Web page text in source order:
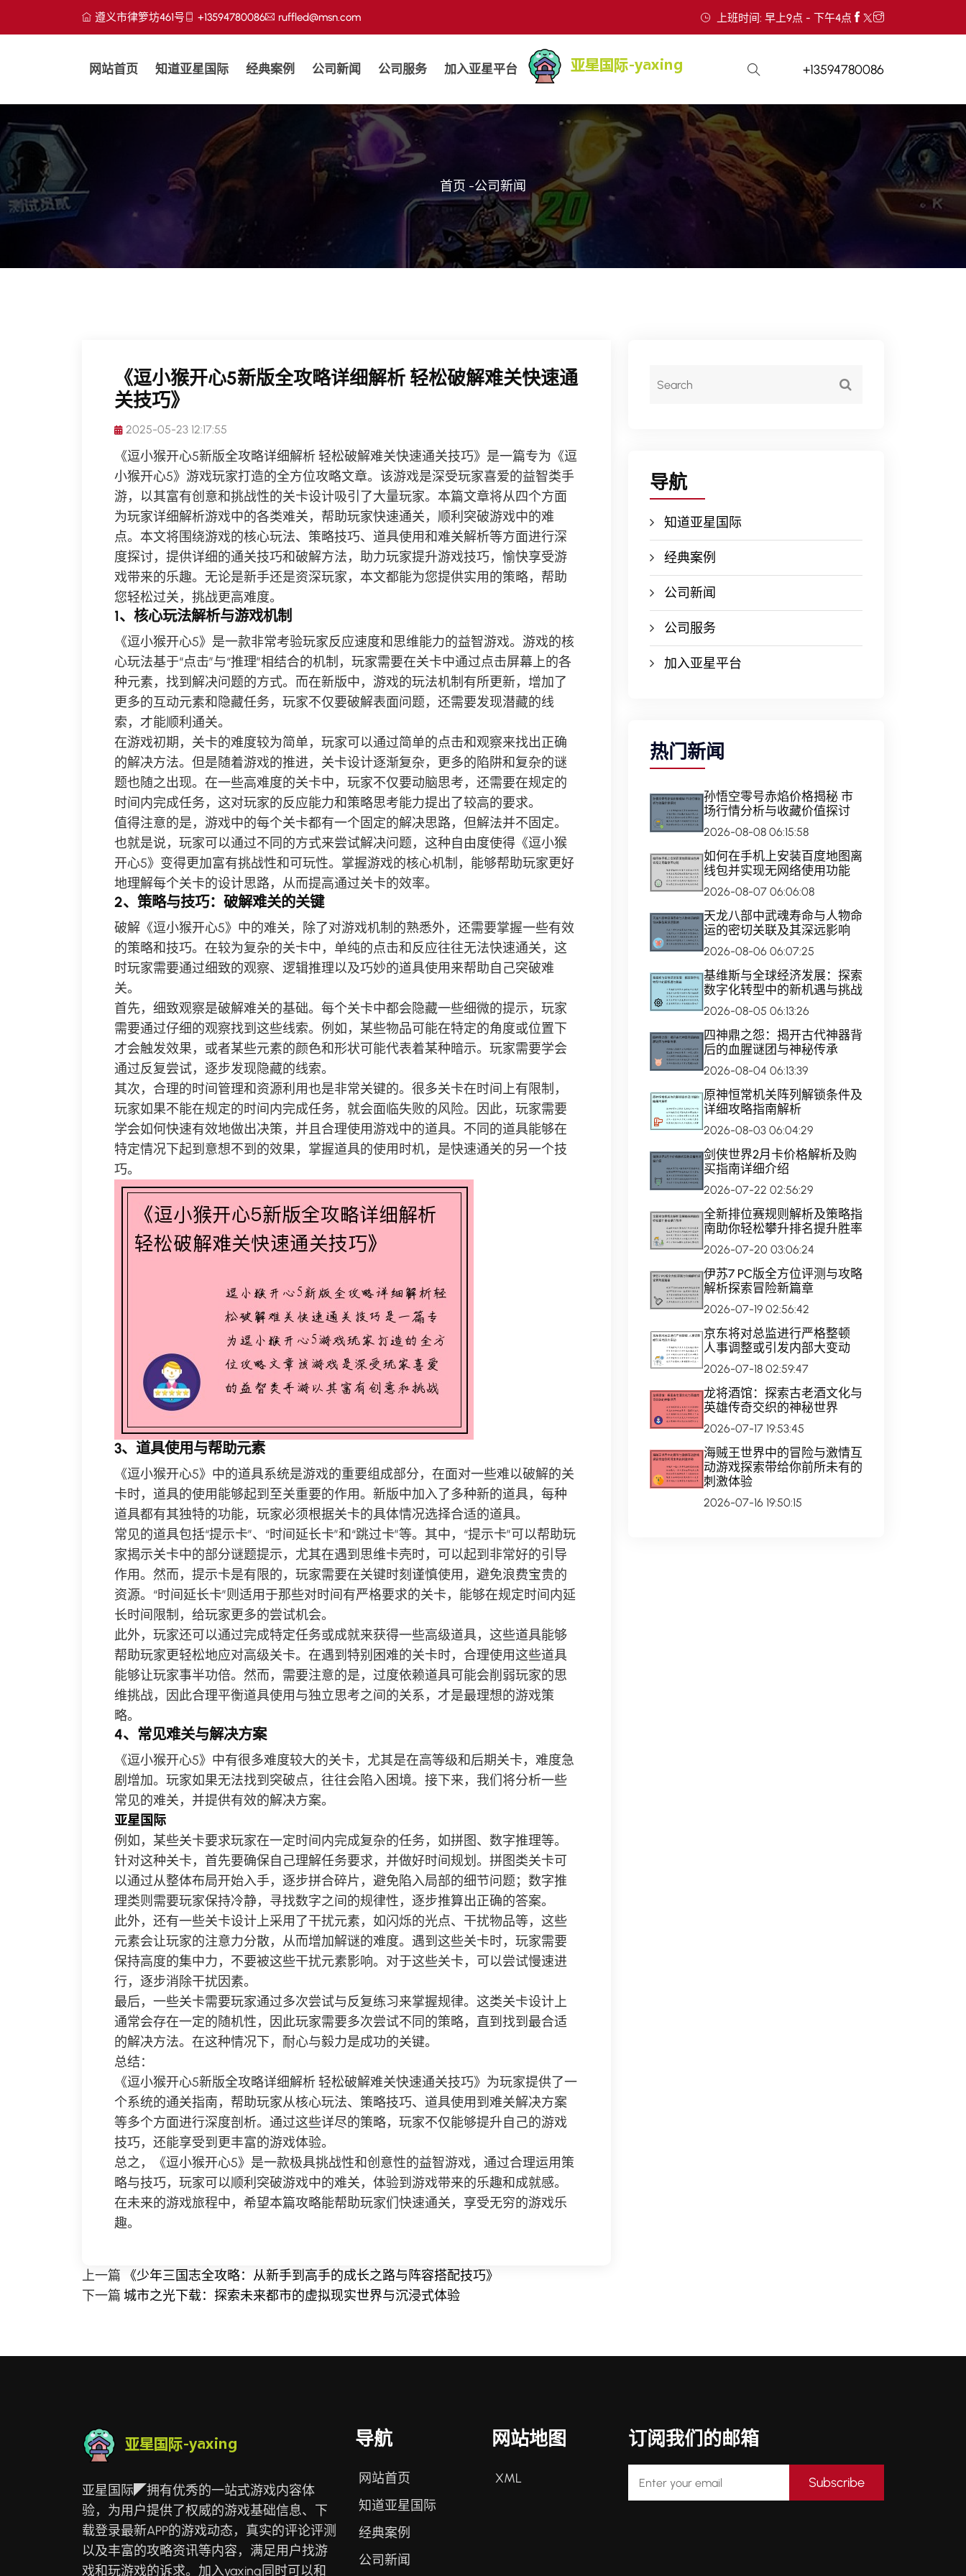
遵义市律箩坊461号 +13594780086 ruffled@msn.com 上班时间: 早上9点 - 下午4点
网站首页 知道亚星国际 经典案例 公司新闻 公司服务 加入亚星平台 +13594780086
首页 -公司新闻
《逗小猴开心5新版全攻略详细解析 轻松破解难关快速通
关技巧》
2025-05-23 12:17:55
《逗小猴开心5新版全攻略详细解析 轻松破解难关快速通关技巧》是一篇专为《逗
小猴开心5》游戏玩家打造的全方位攻略文章。该游戏是深受玩家喜爱的益智类手
游，以其富有创意和挑战性的关卡设计吸引了大量玩家。本篇文章将从四个方面
为玩家详细解析游戏中的各类难关，帮助玩家快速通关，顺利突破游戏中的难
点。本文将围绕游戏的核心玩法、策略技巧、道具使用和难关解析等方面进行深
度探讨，提供详细的通关技巧和破解方法，助力玩家提升游戏技巧，愉快享受游
戏带来的乐趣。无论是新手还是资深玩家，本文都能为您提供实用的策略，帮助
您轻松过关，挑战更高难度。
1、核心玩法解析与游戏机制
《逗小猴开心5》是一款非常考验玩家反应速度和思维能力的益智游戏。游戏的核
心玩法基于“点击”与“推理”相结合的机制，玩家需要在关卡中通过点击屏幕上的各
种元素，找到解决问题的方式。而在新版中，游戏的玩法机制有所更新，增加了
更多的互动元素和隐藏任务，玩家不仅要破解表面问题，还需要发现潜藏的线
索，才能顺利通关。
在游戏初期，关卡的难度较为简单，玩家可以通过简单的点击和观察来找出正确
的解决方法。但是随着游戏的推进，关卡设计逐渐复杂，更多的陷阱和复杂的谜
题也随之出现。在一些高难度的关卡中，玩家不仅要动脑思考，还需要在规定的
时间内完成任务，这对玩家的反应能力和策略思考能力提出了较高的要求。
值得注意的是，游戏中的每个关卡都有一个固定的解决思路，但解法并不固定。
也就是说，玩家可以通过不同的方式来尝试解决问题，这种自由度使得《逗小猴
开心5》变得更加富有挑战性和可玩性。掌握游戏的核心机制，能够帮助玩家更好
地理解每个关卡的设计思路，从而提高通过关卡的效率。
2、策略与技巧：破解难关的关键
破解《逗小猴开心5》中的难关，除了对游戏机制的熟悉外，还需要掌握一些有效
的策略和技巧。在较为复杂的关卡中，单纯的点击和反应往往无法快速通关，这
时玩家需要通过细致的观察、逻辑推理以及巧妙的道具使用来帮助自己突破难
关。
首先，细致观察是破解难关的基础。每个关卡中都会隐藏一些细微的提示，玩家
需要通过仔细的观察找到这些线索。例如，某些物品可能在特定的角度或位置下
才会触发效果，或者某些元素的颜色和形状可能代表着某种暗示。玩家需要学会
通过反复尝试，逐步发现隐藏的线索。
其次，合理的时间管理和资源利用也是非常关键的。很多关卡在时间上有限制，
玩家如果不能在规定的时间内完成任务，就会面临失败的风险。因此，玩家需要
学会如何快速有效地做出决策，并且合理使用游戏中的道具。不同的道具能够在
特定情况下起到意想不到的效果，掌握道具的使用时机，是快速通关的另一个技
巧。
3、道具使用与帮助元素
《逗小猴开心5》中的道具系统是游戏的重要组成部分，在面对一些难以破解的关
卡时，道具的使用能够起到至关重要的作用。新版中加入了多种新的道具，每种
道具都有其独特的功能，玩家必须根据关卡的具体情况选择合适的道具。
常见的道具包括“提示卡”、“时间延长卡”和“跳过卡”等。其中，“提示卡”可以帮助玩
家揭示关卡中的部分谜题提示，尤其在遇到思维卡壳时，可以起到非常好的引导
作用。然而，提示卡是有限的，玩家需要在关键时刻谨慎使用，避免浪费宝贵的
资源。“时间延长卡”则适用于那些对时间有严格要求的关卡，能够在规定时间内延
长时间限制，给玩家更多的尝试机会。
此外，玩家还可以通过完成特定任务或成就来获得一些高级道具，这些道具能够
帮助玩家更轻松地应对高级关卡。在遇到特别困难的关卡时，合理使用这些道具
能够让玩家事半功倍。然而，需要注意的是，过度依赖道具可能会削弱玩家的思
维挑战，因此合理平衡道具使用与独立思考之间的关系，才是最理想的游戏策
略。
4、常见难关与解决方案
《逗小猴开心5》中有很多难度较大的关卡，尤其是在高等级和后期关卡，难度急
剧增加。玩家如果无法找到突破点，往往会陷入困境。接下来，我们将分析一些
常见的难关，并提供有效的解决方案。
亚星国际
例如，某些关卡要求玩家在一定时间内完成复杂的任务，如拼图、数字推理等。
针对这种关卡，首先要确保自己理解任务要求，并做好时间规划。拼图类关卡可
以通过从整体布局开始入手，逐步拼合碎片，避免陷入局部的细节问题；数字推
理类则需要玩家保持冷静，寻找数字之间的规律性，逐步推算出正确的答案。
此外，还有一些关卡设计上采用了干扰元素，如闪烁的光点、干扰物品等，这些
元素会让玩家的注意力分散，从而增加解谜的难度。遇到这些关卡时，玩家需要
保持高度的集中力，不要被这些干扰元素影响。对于这些关卡，可以尝试慢速进
行，逐步消除干扰因素。
最后，一些关卡需要玩家通过多次尝试与反复练习来掌握规律。这类关卡设计上
通常会存在一定的随机性，因此玩家需要多次尝试不同的策略，直到找到最合适
的解决方法。在这种情况下，耐心与毅力是成功的关键。
总结：
《逗小猴开心5新版全攻略详细解析 轻松破解难关快速通关技巧》为玩家提供了一
个系统的通关指南，帮助玩家从核心玩法、策略技巧、道具使用到难关解决方案
等多个方面进行深度剖析。通过这些详尽的策略，玩家不仅能够提升自己的游戏
技巧，还能享受到更丰富的游戏体验。
总之，《逗小猴开心5》是一款极具挑战性和创意性的益智游戏，通过合理运用策
略与技巧，玩家可以顺利突破游戏中的难关，体验到游戏带来的乐趣和成就感。
在未来的游戏旅程中，希望本篇攻略能帮助玩家们快速通关，享受无穷的游戏乐
趣。
上一篇
《少年三国志全攻略：从新手到高手的成长之路与阵容搭配技巧》
下一篇 城市之光下载：探索未来都市的虚拟现实世界与沉浸式体验
导航
知道亚星国际
经典案例
公司新闻
公司服务
加入亚星平台
热门新闻
孙悟空零号赤焰价格揭秘 市
场行情分析与收藏价值探讨
2026-08-08 06:15:58
如何在手机上安装百度地图离
线包并实现无网络使用功能
2026-08-07 06:06:08
天龙八部中武魂寿命与人物命
运的密切关联及其深远影响
2026-08-06 06:07:25
基维斯与全球经济发展：探索
数字化转型中的新机遇与挑战
2026-08-05 06:13:26
四神鼎之怨：揭开古代神器背
后的血腥谜团与神秘传承
2026-08-04 06:13:39
原神恒常机关阵列解锁条件及
详细攻略指南解析
2026-08-03 06:04:29
剑侠世界2月卡价格解析及购
买指南详细介绍
2026-07-22 02:56:29
全新排位赛规则解析及策略指
南助你轻松攀升排名提升胜率
2026-07-20 03:06:24
伊苏7 PC版全方位评测与攻略
解析探索冒险新篇章
2026-07-19 02:56:42
京东将对总监进行严格整顿
人事调整或引发内部大变动
2026-07-18 02:59:47
龙将酒馆：探索古老酒文化与
英雄传奇交织的神秘世界
2026-07-17 19:53:45
海贼王世界中的冒险与激情互
动游戏探索带给你前所未有的
刺激体验
2026-07-16 19:50:15
亚星国际◤拥有优秀的一站式游戏内容体
验，为用户提供了权威的游戏基础信息、下
载登录最新APP的游戏动态，真实的评论评测
以及丰富的攻略资讯等内容，满足用户找游
戏和玩游戏的诉求。加入yaxing同时可以和
导航
网站首页
知道亚星国际
经典案例
公司新闻
网站地图
XML
订阅我们的邮箱
Subscribe